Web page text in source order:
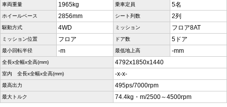
車両重量 1965kg 乗車定員 5名
ホイールベース 2856mm シート列数 2列
駆動方式 4WD ミッション フロア8AT
ミッション位置 フロア ドア数 5ドア
最小回転半径 -m 最低地上高 -mm
全長x全幅x全高(mm) 4792x1850x1440
室内 全長x全幅x全高(mm) -x-x-
最高出力 495ps/7000rpm
最大トルク 74.4kg・m/2500～4500rpm